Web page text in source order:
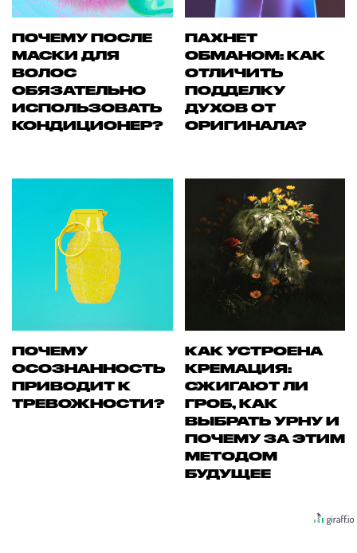
ПОЧЕМУ ПОСЛЕ
МАСКИ ДЛЯ
ВОЛОС
ОБЯЗАТЕЛЬНО
ИСПОЛЬЗОВАТЬ
КОНДИЦИОНЕР?
ПАХНЕТ
ОБМАНОМ: КАК
ОТЛИЧИТЬ
ПОДДЕЛКУ
ДУХОВ ОТ
ОРИГИНАЛА?
ПОЧЕМУ
ОСОЗНАННОСТЬ
ПРИВОДИТ К
ТРЕВОЖНОСТИ?
КАК УСТРОЕНА
КРЕМАЦИЯ:
СЖИГАЮТ ЛИ
ГРОБ, КАК
ВЫБРАТЬ УРНУ И
ПОЧЕМУ ЗА ЭТИМ
МЕТОДОМ
БУДУЩЕЕ